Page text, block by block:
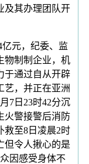
及其办理团队开
元，纪委、监
物制制企业，机
于通过自从开辟
艺，并正在亚洲
7日23时42分沉
火警接警后消防
救至8日凌晨2时
但令人揪心的是
因感受身体不